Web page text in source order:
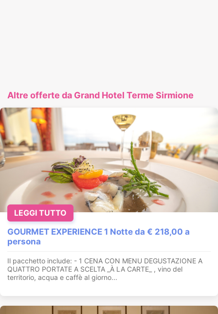
Altre offerte da Grand Hotel Terme Sirmione
GOURMET EXPERIENCE 1 Notte da € 218,00 a
persona
Il pacchetto include: - 1 CENA CON MENU DEGUSTAZIONE A
QUATTRO PORTATE A SCELTA _À LA CARTE_ , vino del
territorio, acqua e caffè al giorno...
LEGGI TUTTO